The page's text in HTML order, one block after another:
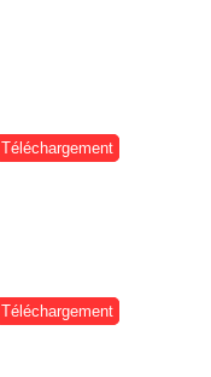
Téléchargement
Téléchargement